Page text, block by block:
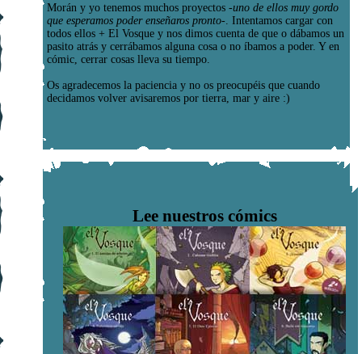
Morán y yo tenemos muchos proyectos -uno de ellos muy gordo
que esperamos poder enseñaros pronto- . Intentamos cargar con
todos ellos + El Vosque y nos dimos cuenta de que o dábamos un
pasito atrás y cerrábamos alguna cosa o no íbamos a poder. Y en
cómic, cerrar cosas lleva su tiempo.
Os agradecemos la paciencia y no os preocupéis que cuando
decidamos volver avisaremos por tierra, mar y aire :)
Lee nuestros cómics